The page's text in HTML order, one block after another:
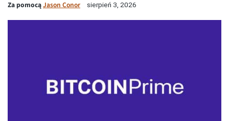
Za pomocąJason Conor sierpień 3, 2026